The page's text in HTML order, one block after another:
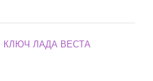
КЛЮЧ ЛАДА ВЕСТА